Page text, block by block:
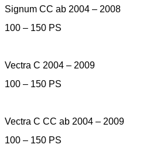
Signum CC ab 2004 – 2008
100 – 150 PS
Vectra C 2004 – 2009
100 – 150 PS
Vectra C CC ab 2004 – 2009
100 – 150 PS